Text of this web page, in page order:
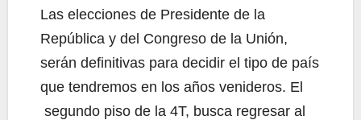
Las elecciones de Presidente de la
República y del Congreso de la Unión,
serán definitivas para decidir el tipo de país
que tendremos en los años venideros. El
segundo piso de la 4T, busca regresar al